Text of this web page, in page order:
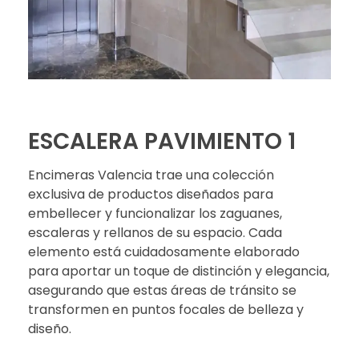
ESCALERA PAVIMIENTO 1
Encimeras Valencia trae una colección
exclusiva de productos diseñados para
embellecer y funcionalizar los zaguanes,
escaleras y rellanos de su espacio. Cada
elemento está cuidadosamente elaborado
para aportar un toque de distinción y elegancia,
asegurando que estas áreas de tránsito se
transformen en puntos focales de belleza y
diseño.